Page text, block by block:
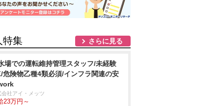
特集 さらに見る
場での運転維持管理スタッフ/未経験
危険物乙種4類必須/インフラ関連の安
会社アイ・メッツ
23万円～